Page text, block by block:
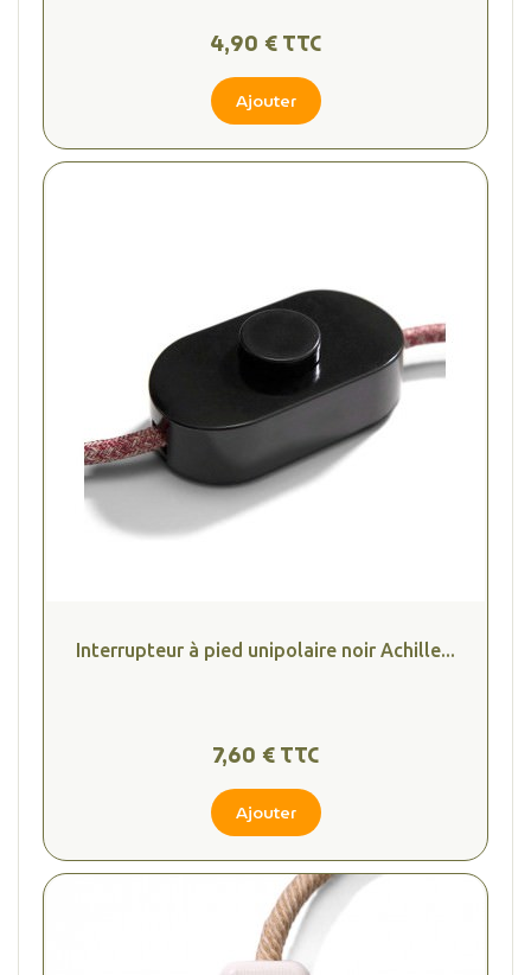
4,90 € TTC
Ajouter
Interrupteur à pied unipolaire noir Achille...
7,60 € TTC
Ajouter